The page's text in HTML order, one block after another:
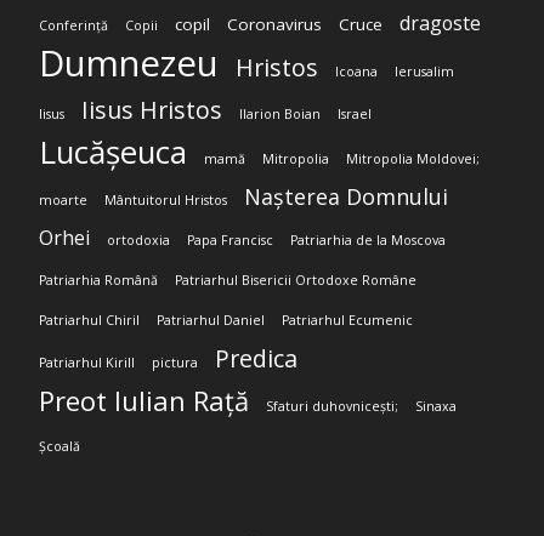
Conferință Copii copil Coronavirus Cruce dragoste
Dumnezeu Hristos Icoana Ierusalim
Iisus Iisus Hristos Ilarion Boian Israel
Lucășeuca mamă Mitropolia Mitropolia Moldovei;
moarte Mântuitorul Hristos Nașterea Domnului
Orhei ortodoxia Papa Francisc Patriarhia de la Moscova
Patriarhia Română Patriarhul Bisericii Ortodoxe Române
Patriarhul Chiril Patriarhul Daniel Patriarhul Ecumenic
Patriarhul Kirill pictura Predica
Preot Iulian Rață Sfaturi duhovnicești; Sinaxa
Școală